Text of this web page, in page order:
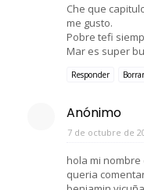
Che que
me gusto.
Pobre tefi
Mar es super
Responder Borrar
Anónimo
7 de octubre de
hola mi
queria